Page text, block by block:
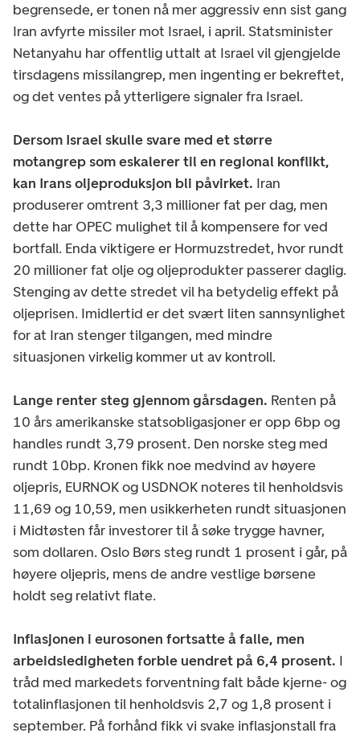
begrensede, er tonen nå mer aggressiv enn sist gang
Iran avfyrte missiler mot Israel, i april. Statsminister
Netanyahu har offentlig uttalt at Israel vil gjengjelde
tirsdagens missilangrep, men ingenting er bekreftet,
og det ventes på ytterligere signaler fra Israel.
Dersom Israel skulle svare med et større
motangrep som eskalerer til en regional konflikt,
kan Irans oljeproduksjon bli påvirket. Iran
produserer omtrent 3,3 millioner fat per dag, men
dette har OPEC mulighet til å kompensere for ved
bortfall. Enda viktigere er Hormuzstredet, hvor rundt
20 millioner fat olje og oljeprodukter passerer daglig.
Stenging av dette stredet vil ha betydelig effekt på
oljeprisen. Imidlertid er det svært liten sannsynlighet
for at Iran stenger tilgangen, med mindre
situasjonen virkelig kommer ut av kontroll.
Lange renter steg gjennom gårsdagen. Renten på
10 års amerikanske statsobligasjoner er opp 6bp og
handles rundt 3,79 prosent. Den norske steg med
rundt 10bp. Kronen fikk noe medvind av høyere
oljepris, EURNOK og USDNOK noteres til henholdsvis
11,69 og 10,59, men usikkerheten rundt situasjonen
i Midtøsten får investorer til å søke trygge havner,
som dollaren. Oslo Børs steg rundt 1 prosent i går, på
høyere oljepris, mens de andre vestlige børsene
holdt seg relativt flate.
Inflasjonen i eurosonen fortsatte å falle, men
arbeidsledigheten forble uendret på 6,4 prosent. I
tråd med markedets forventning falt både kjerne- og
totalinflasjonen til henholdsvis 2,7 og 1,8 prosent i
september. På forhånd fikk vi svake inflasjonstall fra